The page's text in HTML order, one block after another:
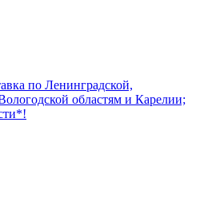
по Ленинградской,
областям и Карелии;